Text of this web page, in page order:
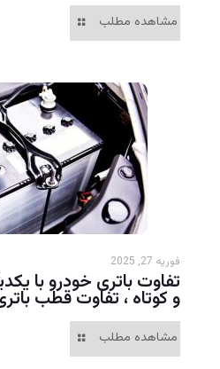
مشاهده مطلب
فوریه 27, 2025
تفاوت باتری خودرو با
و کوتاه ، تفاوت قطب
مشاهده مطلب